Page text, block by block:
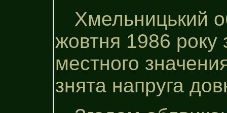
Хмельницький
жовтня 1986 року
местного
знята напруга